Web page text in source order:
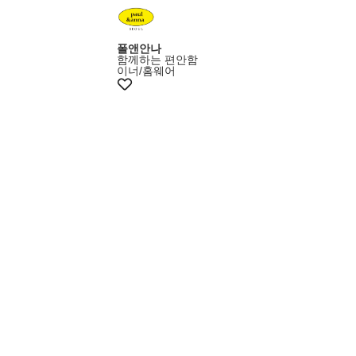
폴앤안나
함께하는 편안함
이너/홈웨어